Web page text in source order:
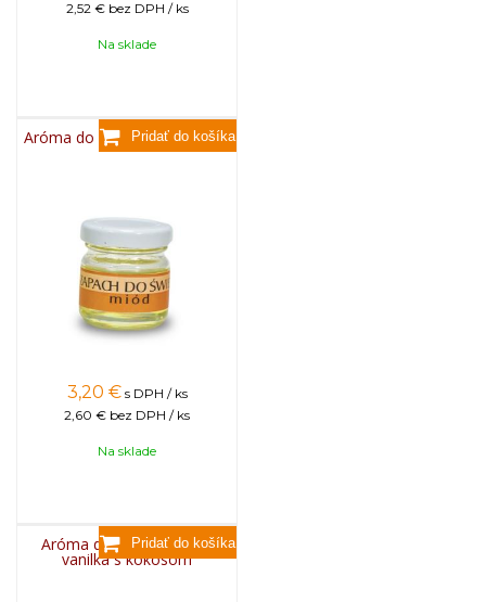
2,52 € bez DPH / ks
Na sklade
Aróma do sviečok, 25g - med
3,20 € s DPH / ks
2,60 € bez DPH / ks
Na sklade
Aróma do sviečok, 25g -
vanilka s kokosom